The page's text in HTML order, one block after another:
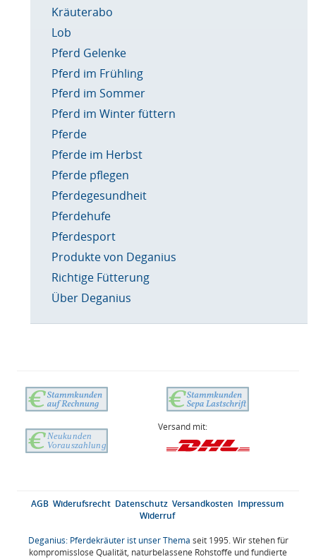
Kräuterabo
Lob
Pferd Gelenke
Pferd im Frühling
Pferd im Sommer
Pferd im Winter füttern
Pferde
Pferde im Herbst
Pferde pflegen
Pferdegesundheit
Pferdehufe
Pferdesport
Produkte von Deganius
Richtige Fütterung
Über Deganius
Versand mit:
AGB Widerufsrecht Datenschutz Versandkosten Impressum
Widerruf
Deganius: Pferdekräuter ist unser Thema seit 1995. Wir stehen für
kompromisslose Qualität, naturbelassene Rohstoffe und fundierte